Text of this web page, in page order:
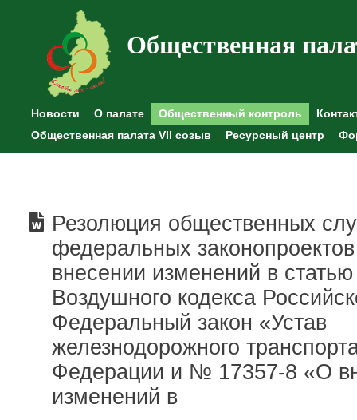
Общественная
Новости О палате Общественный контроль
Общественная палата VII созыв
Ресурсный центр
Общественные наблюдения
Резолюция общественных
федеральных
внесении изменений в
Воздушного кодекса
Федеральный закон «Устав
железнодорожного
Федерации и № 17357-8 «О
изменений в